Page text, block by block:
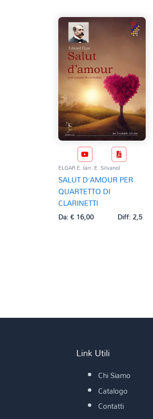
ELGAR E. (arr. E. Silvano)
SALUT D’AMOUR PER
QUARTETTO DI
CLARINETTI
Da:€16,00 Diff: 2,5
Link Utili
Chi Siamo
Catalogo
Contatti